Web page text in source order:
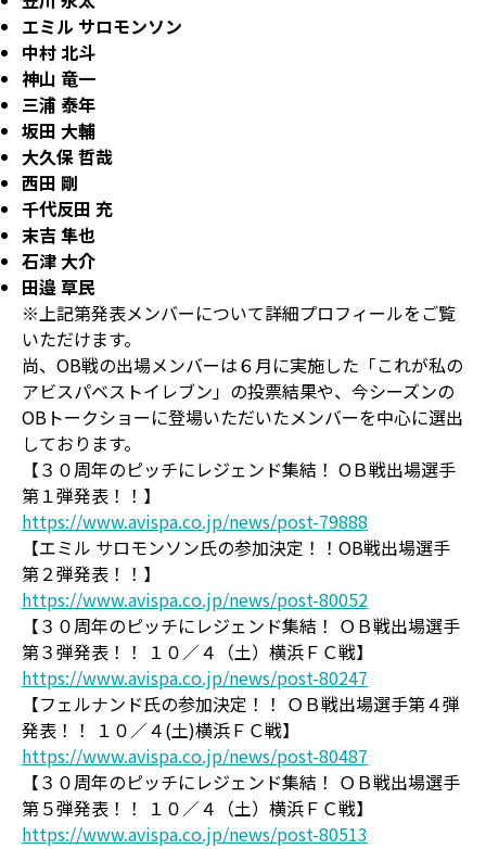
エミル サロモンソン
中村 北斗
神山 竜一
三浦 泰年
坂田 大輔
大久保 哲哉
西田 剛
千代反田 充
末吉 隼也
石津 大介
田邉 草民
※上記第発表メンバーについて詳細プロフィールをご覧
いただけます。
尚、OB戦の出場メンバーは６月に実施した「これが私の
アビスパベストイレブン」の投票結果や、今シーズンの
OBトークショーに登場いただいたメンバーを中心に選出
しております。
【３０周年のピッチにレジェンド集結！ OＢ戦出場選手
第１弾発表！！】
https://www.avispa.co.jp/news/post-79888
【エミル サロモンソン氏の参加決定！！OB戦出場選手
第２弾発表！！】
https://www.avispa.co.jp/news/post-80052
【３０周年のピッチにレジェンド集結！ ＯＢ戦出場選手
第３弾発表！！ １０／４（土）横浜ＦＣ戦】
https://www.avispa.co.jp/news/post-80247
【フェルナンド氏の参加決定！！ ＯＢ戦出場選手第４弾
発表！！ １０／４(土)横浜ＦＣ戦】
https://www.avispa.co.jp/news/post-80487
【３０周年のピッチにレジェンド集結！ ＯＢ戦出場選手
第５弾発表！！ １０／４（土）横浜ＦＣ戦】
https://www.avispa.co.jp/news/post-80513